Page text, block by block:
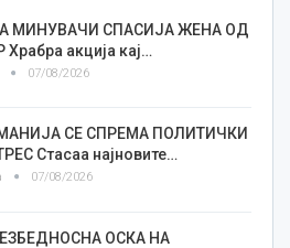
МИНУВАЧИ СПАСИЈА ЖЕНА ОД
акција кај…
07/08/2026
СЕ СПРЕМА ПОЛИТИЧКИ
Стасаа најновите…
07/08/2026
ОСКА НА